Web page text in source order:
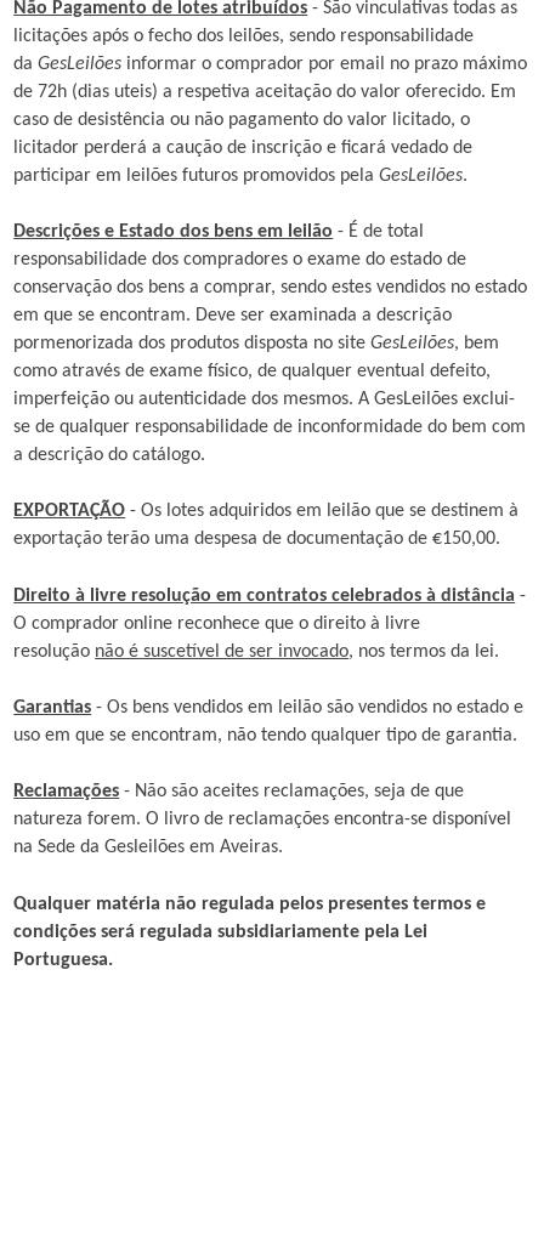
Não Pagamento de lotes atribuídos - São vinculativas todas as
licitações após o fecho dos leilões, sendo responsabilidade
daGesLeilões informar o comprador por email no prazo máximo
de 72h (dias uteis) a respetiva aceitação do valor oferecido. Em
caso de desistência ou não pagamento do valor licitado, o
licitador perderá a caução de inscrição e ficará vedado de
participar em leilões futuros promovidos pelaGesLeilões.
Descrições e Estado dos bens em leilão - É de total
responsabilidade dos compradores o exame do estado de
conservação dos bens a comprar, sendo estes vendidos no estado
em que se encontram. Deve ser examinada a descrição
pormenorizada dos produtos disposta no siteGesLeilões, bem
como através de exame físico, de qualquer eventual defeito,
imperfeição ou autenticidade dos mesmos. A GesLeilões exclui-
se de qualquer responsabilidade de inconformidade do bem com
a descrição do catálogo.
EXPORTAÇÃO - Os lotes adquiridos em leilão que se destinem à
exportação terão uma despesa de documentação de €150,00.
Direito à livre resolução em contratos celebrados à distância -
O comprador online reconhece que o direito à livre
resolução não é suscetível de ser invocado, nos termos da lei.
Garantias - Os bens vendidos em leilão são vendidos no estado e
uso em que se encontram, não tendo qualquer tipo de garantia.
Reclamações - Não são aceites reclamações, seja de que
natureza forem. O livro de reclamações encontra-se disponível
na Sede da Gesleilões em Aveiras.
Qualquer matéria não regulada pelos presentes termos e
condições será regulada subsidiariamente pela Lei
Portuguesa.